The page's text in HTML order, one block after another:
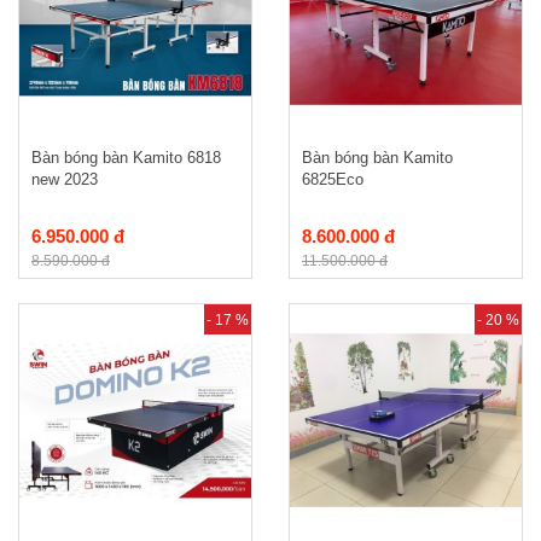
Bàn bóng bàn Kamito 6818
new 2023
6.950.000 đ
8.590.000 đ
Bàn bóng bàn Kamito
6825Eco
8.600.000 đ
11.500.000 đ
- 17 % - 20 %